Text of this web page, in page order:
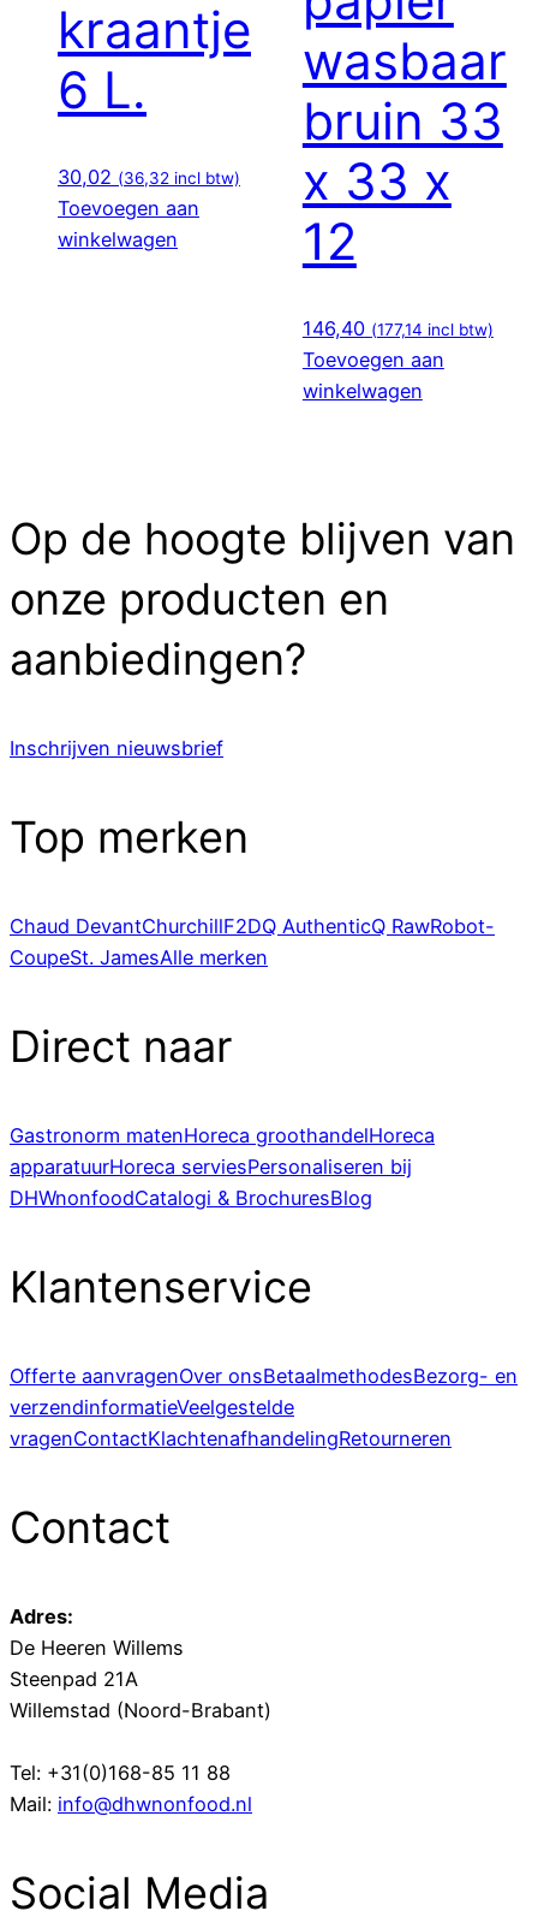
kraantje
6 L.
30,02 (36,32 incl btw)
Toevoegen aan
winkelwagen
wasbaar
bruin 33
x 33 x
12
146,40 (177,14 incl btw)
Toevoegen aan
winkelwagen
Op de hoogte blijven van
onze producten en
aanbiedingen?
Inschrijven nieuwsbrief
Top merken
Chaud DevantChurchillF2DQ AuthenticQ RawRobot-
CoupeSt. JamesAlle merken
Direct naar
Gastronorm matenHoreca groothandelHoreca
apparatuurHoreca serviesPersonaliseren bij
DHWnonfoodCatalogi & BrochuresBlog
Klantenservice
Offerte aanvragenOver onsBetaalmethodesBezorg- en
verzendinformatieVeelgestelde
vragenContactKlachtenafhandelingRetourneren
Contact
Adres:
De Heeren Willems
Steenpad 21A
Willemstad (Noord-Brabant)
Tel: +31(0)168-85 11 88
Mail: info@dhwnonfood.nl
Social Media